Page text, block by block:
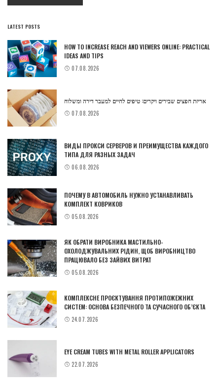
LATEST POSTS
HOW TO INCREASE REACH AND VIEWERS ONLINE: PRACTICAL
IDEAS AND TIPS
07.08.2026
אריזת חפצים שבירים ויקרים: טיפים לחיים למעבר דירה ומשלוח
07.08.2026
ВИДЫ ПРОКСИ СЕРВЕРОВ И ПРЕИМУЩЕСТВА КАЖДОГО
ТИПА ДЛЯ РАЗНЫХ ЗАДАЧ
06.08.2026
ПОЧЕМУ В АВТОМОБИЛЬ НУЖНО УСТАНАВЛИВАТЬ
КОМПЛЕКТ КОВРИКОВ
05.08.2026
ЯК ОБРАТИ ВИРОБНИКА МАСТИЛЬНО-
ОХОЛОДЖУВАЛЬНИХ РІДИН, ЩОБ ВИРОБНИЦТВО
ПРАЦЮВАЛО БЕЗ ЗАЙВИХ ВИТРАТ
05.08.2026
КОМПЛЕКСНЕ ПРОЄКТУВАННЯ ПРОТИПОЖЕЖНИХ
СИСТЕМ: ОСНОВА БЕЗПЕЧНОГО ТА СУЧАСНОГО ОБ’ЄКТА
24.07.2026
EYE CREAM TUBES WITH METAL ROLLER APPLICATORS
22.07.2026